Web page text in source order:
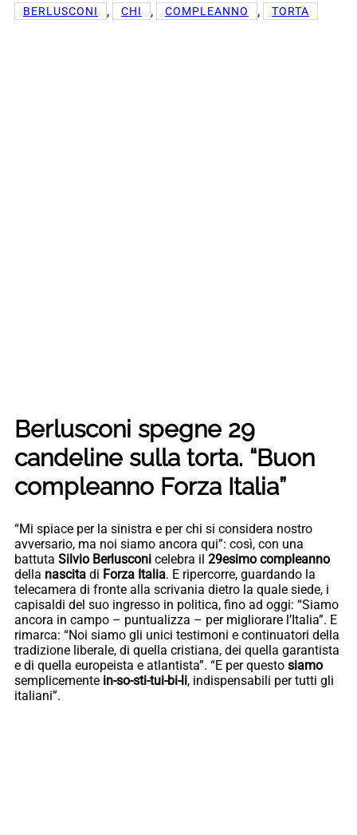
BERLUSCONI , CHI , COMPLEANNO , TORTA
Berlusconi spegne 29
candeline sulla torta. “Buon
compleanno Forza Italia”
“Mi spiace per la sinistra e per chi si considera nostro
avversario, ma noi siamo ancora qui”: così, con una
battuta Silvio Berlusconi celebra il 29esimo compleanno
della nascita di Forza Italia. E ripercorre, guardando la
telecamera di fronte alla scrivania dietro la quale siede, i
capisaldi del suo ingresso in politica, fino ad oggi: “Siamo
ancora in campo – puntualizza – per migliorare l’Italia”. E
rimarca: “Noi siamo gli unici testimoni e continuatori della
tradizione liberale, di quella cristiana, dei quella garantista
e di quella europeista e atlantista”. “E per questo siamo
semplicemente in-so-sti-tui-bi-li, indispensabili per tutti gli
italiani”.